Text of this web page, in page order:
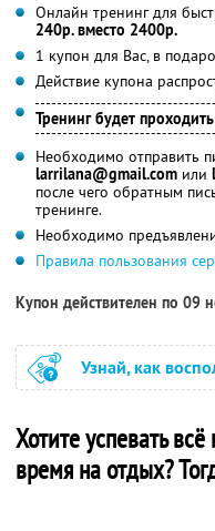
Онлайн тренинг для
240р. вместо 2400р.
1 купон для Вас, в
Действие купона
Тренинг будет
Необходимо отправить
larrilana@gmail.com или
после чего обратным
тренинге.
Необходимо
Правила пользования
Купон действителен по 09
Узнай, как
Хотите успевать
время на отдых?